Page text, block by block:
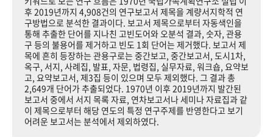
기록물 아카이브
사진 아카이브 문서 기록물 행정박물 영상 기록물
+1주년 기념
성과 50선 숫자로 보는 50년 50+1주년 광장
세계와 함께 한 KIHASA
후 2019년까지 4,908건의 연구보고서 제목을 계량서지학적 연
구방법으로 분석한 결과이다. 보고서 제목으로부터 자동색인을
통해 추출한 단어를 지나친 고빈도어와 오분석 결과, 숫자, 관용
구 등의 불용어를 제거하고 빈도 1회 단어는 제거했다. 보고서 제
목에 흔히 등장하는 관용구로는 중간보고, 중간보고서, 도시1차,
옥구, 서지, 사례집, 발표, 자문, 법령집, 실무자료, 워크숍, 요약보
고, 요약보고서, 제3집 등이 있으며 모두 제외했다. 그 결과 총
2,649개 단어가 추출되었다. 1970년 이후 2019년까지 발간된
보고서 중에서 서지 목록 자료, 연차보고서나 세미나 자료집과 같
이 제목으로부터 해당 연도의 특정 연구주제를 반영한다고 보기
어려운 보고서는 분석에서 제외하였다.